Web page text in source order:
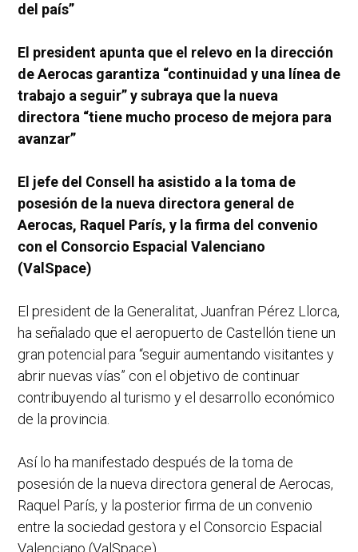
del país”
El president apunta que el relevo en la dirección
de Aerocas garantiza “continuidad y una línea de
trabajo a seguir” y subraya que la nueva
directora “tiene mucho proceso de mejora para
avanzar”
El jefe del Consell ha asistido a la toma de
posesión de la nueva directora general de
Aerocas, Raquel París, y la firma del convenio
con el Consorcio Espacial Valenciano
(ValSpace)
El president de la Generalitat, Juanfran Pérez Llorca,
ha señalado que el aeropuerto de Castellón tiene un
gran potencial para “seguir aumentando visitantes y
abrir nuevas vías” con el objetivo de continuar
contribuyendo al turismo y el desarrollo económico
de la provincia.
Así lo ha manifestado después de la toma de
posesión de la nueva directora general de Aerocas,
Raquel París, y la posterior firma de un convenio
entre la sociedad gestora y el Consorcio Espacial
Valenciano (ValSpace).